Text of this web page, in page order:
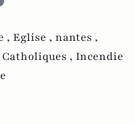
, Eglise , nantes ,
Catholiques , Incendie